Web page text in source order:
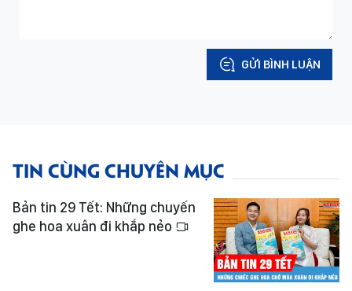
GỬI BÌNH LUẬN
TIN CÙNG CHUYÊN MỤC
Bản tin 29 Tết: Những chuyến
ghe hoa xuân đi khắp nẻo